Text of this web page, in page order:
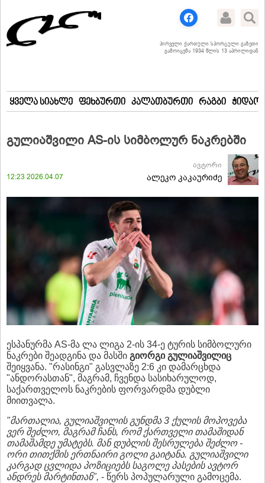
პირველი ქართული სპორტული გაზეთი
გამოიცემა 1934 წლის 13 აპრილიდან
ყველა სიახლე ფეხბურთი კალათბურთი რაგბი
გულიაშვილი AS-ის სიმბოლურ ნაკრებში
12:23 2026.04.07
ავტორი
ალეკო კაკაურიძე
ესპანურმა AS-მა ლა ლიგა 2-ის 34-ე ტურის სიმბოლური
ნაკრები შეადგინა და მასში გიორგი გულიაშვილიც
შეიყვანა. "რასინგი" გასვლაზე 2:6 კი დამარცხდა
"ანდორასთან", მაგრამ, ჩვენდა სასიხარულოდ,
საქართველოს ნაკრების ფორვარდმა დუბლი
მიითვალა.
"მართალია, გულიაშვილის გუნდმა 3 ქულის მოპოვება
ვერ შეძლო, მაგრამ ჩანს, რომ ქართველი თამაშიდან
თამაშამდე უმატებს. მან დუბლის შესრულება შეძლო -
ორი თითქმის ერთნაირი გოლი გაიტანა. გულიაშვილი
კარგად ცვლიდა პოზიციებს საგოლე პასების ავტორ
ანდრეს მარტინთან", - წერს პოპულარული გამოცემა.